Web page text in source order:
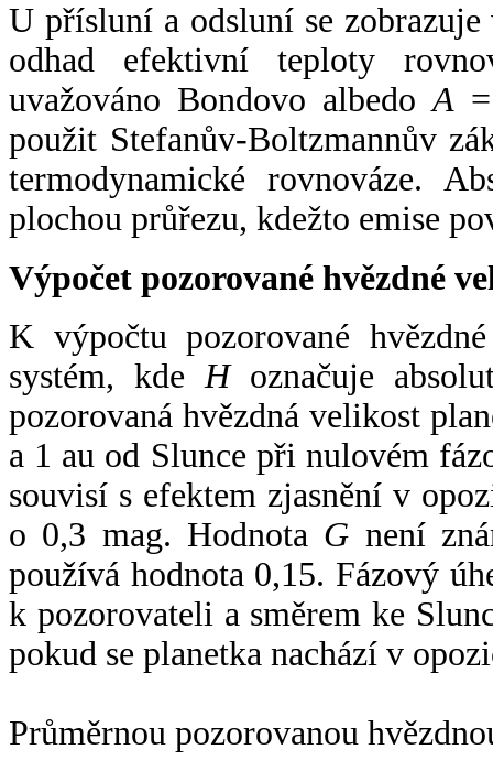
U přísluní a odsluní se
odhad efektivní teploty
uvažováno Bondovo albedoA
použit Stefanův-Boltzmannův
termodynamické rovnováze.
plochou průřezu, kdežto emise
Výpočet pozorované hvězdné
K výpočtu pozorované
systém, kde Hoznačuje
pozorovaná hvězdná velikost
a 1 au od Slunce při nulovém
souvisí s efektem zjasnění v
o 0,3 mag. Hodnota G není
používá hodnota 0,15. Fázový
k pozorovateli a směrem ke
pokud se planetka nachází v
Průměrnou pozorovanou